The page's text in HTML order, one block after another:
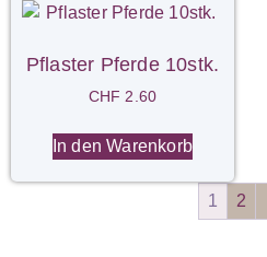
Pflaster Pferde 10stk.
CHF 2.60
In den Warenkorb
1 2